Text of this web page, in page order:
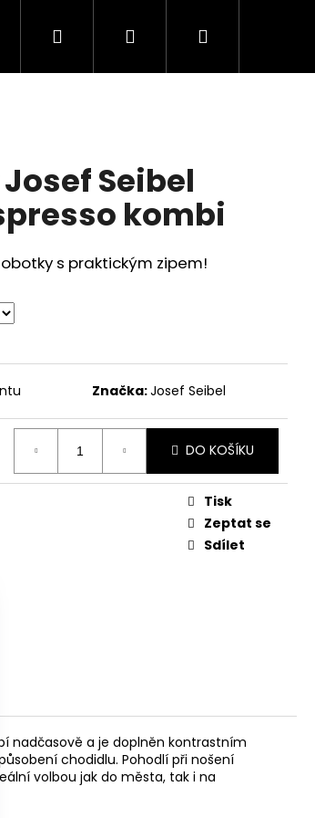
Hledat PřihlášeníNákupní
Seibel
kombi
s praktickým zipem!
Značka:Josef Seibel
DO KOŠÍKU
Tisk
Zeptat se
Sdílet
nadčasově a je doplněn kontrastním
chodidlu. Pohodlí při nošení
volbou jak do města, tak i na